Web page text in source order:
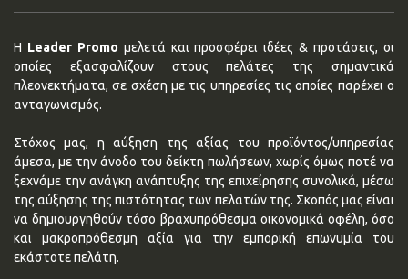
Η Leader Promo μελετά και προσφέρει ιδέες & προτάσεις, οι
οποίες εξασφαλίζουν στους πελάτες της σημαντικά
πλεονεκτήματα, σε σχέση με τις υπηρεσίες τις οποίες παρέχει ο
ανταγωνισμός.
Στόχος μας, η αύξηση της αξίας του προϊόντος/υπηρεσίας
άμεσα, με την άνοδο του δείκτη πωλήσεων, χωρίς όμως ποτέ να
ξεχνάμε την ανάγκη ανάπτυξης της επιχείρησης συνολικά, μέσω
της αύξησης της πιστότητας των πελατών της. Σκοπός μας είναι
να δημιουργηθούν τόσο βραχυπρόθεσμα οικονομικά οφέλη, όσο
και μακροπρόθεσμη αξία για την εμπορική επωνυμία του
εκάστοτε πελάτη.